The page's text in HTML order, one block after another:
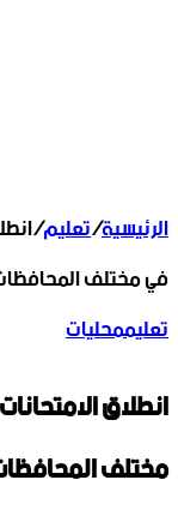
الرئيسية/تعليم/
في مختلف
تعليممحليات
انطلاق
مختلف